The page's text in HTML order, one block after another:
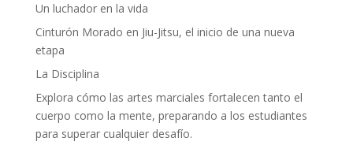
Un luchador en la vida
Cinturón Morado en Jiu-Jitsu, el inicio de una nueva
etapa
La Disciplina
Explora cómo las artes marciales fortalecen tanto el
cuerpo como la mente, preparando a los estudiantes
para superar cualquier desafío.